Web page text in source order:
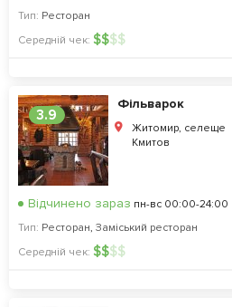
Тип: Ресторан
Середній чек: $$$$
3.9
Фiльварок
Житомир, селеще
Кмитов
Відчинено зараз пн-вс 00:00-24:00
Тип: Ресторан, Заміський ресторан
Середній чек: $$$$